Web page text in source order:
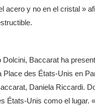
acero y no en el cristal »
Baccarat ha
des États-Unis en
Daniela Riccardi.
États-Unis como el